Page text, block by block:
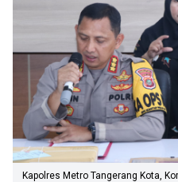
Kapolres Metro Tangerang Kota,